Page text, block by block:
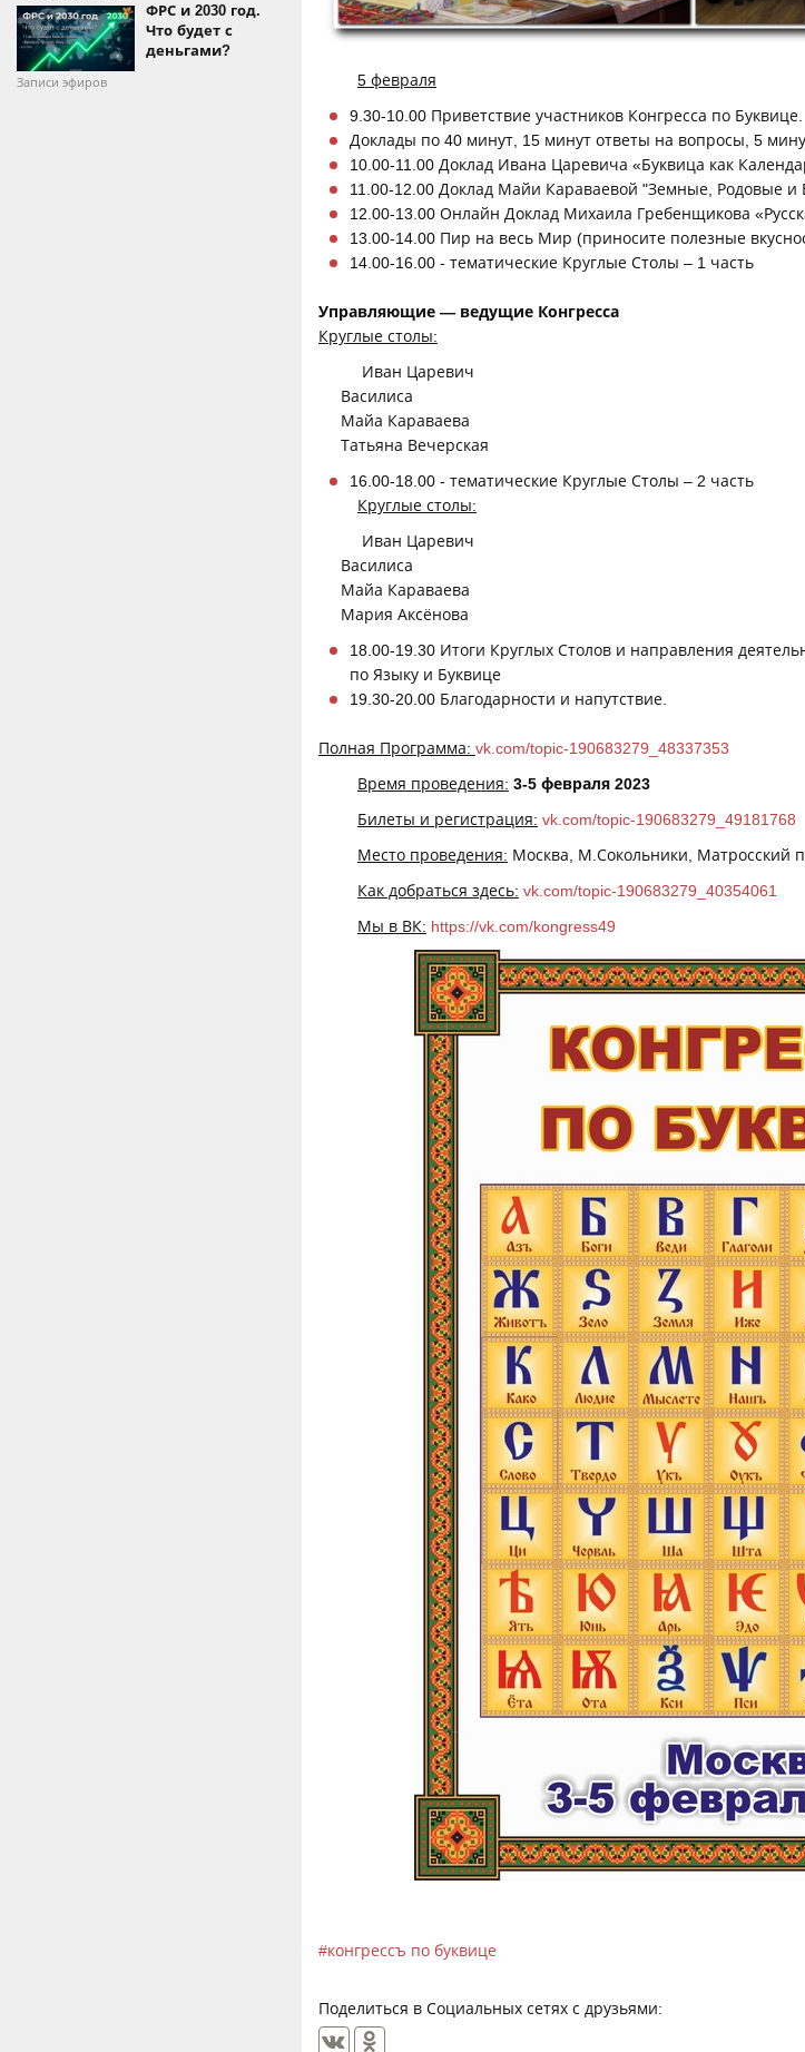
ФРС и 2030 год.
Что будет с
деньгами?
Записи эфиров
5 февраля
9.30-10.00 Приветствие участников Конгресса по Буквице.
Доклады по 40 минут, 15 минут ответы на вопросы, 5
10.00-11.00 Доклад Ивана Царевича «Буквица как
11.00-12.00 Доклад Майи Караваевой "Земные, Родовые
12.00-13.00 Онлайн Доклад Михаила Гребенщикова
13.00-14.00 Пир на весь Мир (приносите полезные
14.00-16.00 - тематические Круглые Столы – 1 часть
Управляющие — ведущие Конгресса
Круглые столы:
Иван Царевич
Василиса
Майа Караваева
Татьяна Вечерская
16.00-18.00 - тематические Круглые Столы – 2 часть
Круглые столы:
Иван Царевич
Василиса
Майа Караваева
Мария Аксёнова
18.00-19.30 Итоги Круглых Столов и направления
по Языку и Буквице
19.30-20.00 Благодарности и напутствие.
Полная Программа: vk.com/topic-190683279_48337353
Время проведения: 3-5 февраля 2023
Билеты и регистрация: vk.com/topic-190683279_49181768
Место проведения: Москва, М.Сокольники, Матросский
Как добраться здесь: vk.com/topic-190683279_40354061
Мы в ВК: https://vk.com/kongress49
конгрессъ по буквице
Поделиться в Социальных сетях с друзьями: